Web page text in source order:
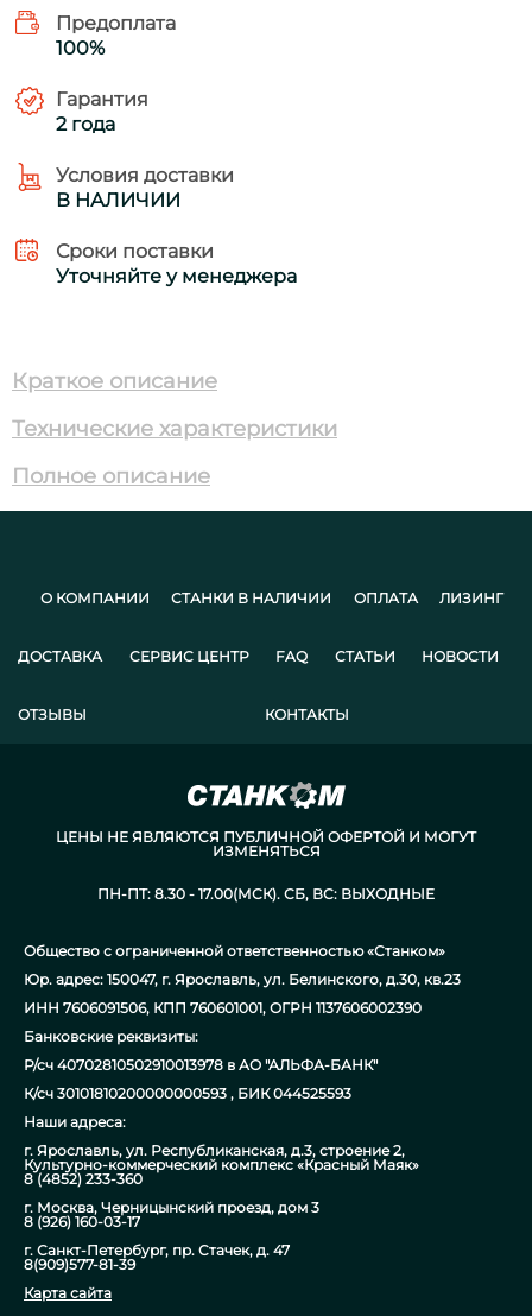
Предоплата
100%
Гарантия
2 года
Условия доставки
В НАЛИЧИИ
Сроки поставки
Уточняйте у менеджера
Краткое описание
Технические характеристики
Полное описание
О КОМПАНИИ СТАНКИ В НАЛИЧИИ ОПЛАТА ЛИЗИНГ
ДОСТАВКА СЕРВИС ЦЕНТР FAQ СТАТЬИ НОВОСТИ
ОТЗЫВЫ КОНТАКТЫ
ЦЕНЫ НЕ ЯВЛЯЮТСЯ ПУБЛИЧНОЙ ОФЕРТОЙ И МОГУТ
ИЗМЕНЯТЬСЯ
ПН-ПТ: 8.30 - 17.00(МСК). СБ, ВС: ВЫХОДНЫЕ
Общество с ограниченной ответственностью «Станком»
Юр. адрес: 150047, г. Ярославль, ул. Белинского, д.30, кв.23
ИНН 7606091506, КПП 760601001, ОГРН 1137606002390
Банковские реквизиты:
Р/сч 40702810502910013978 в АО "АЛЬФА-БАНК"
К/сч 30101810200000000593 , БИК 044525593
Наши адреса:
г. Ярославль, ул. Республиканская, д.3, строение 2,
Культурно-коммерческий комплекс «Красный Маяк»
8 (4852) 233-360
г. Москва, Черницынский проезд, дом 3
8 (926) 160-03-17
г. Санкт-Петербург, пр. Стачек, д. 47
8(909)577-81-39
Карта сайта